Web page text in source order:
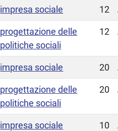
impresa sociale 12
progettazione delle
politiche sociali
12
impresa sociale 20
progettazione delle
politiche sociali
20
impresa sociale 10